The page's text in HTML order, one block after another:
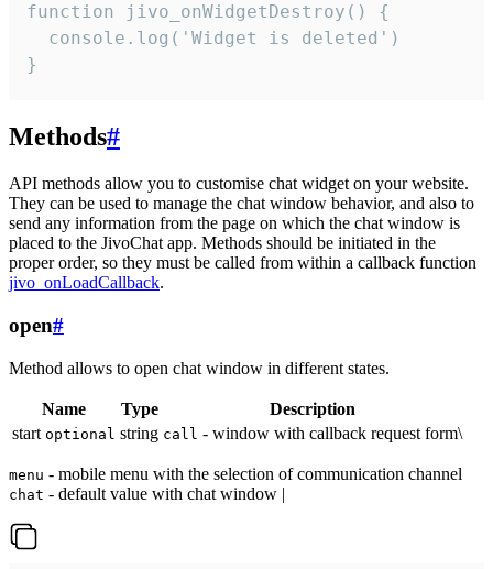
function jivo_onWidgetDestroy() {
  console.log('Widget is deleted')
}
Methods#
API methods allow you to customise chat widget on your website.
They can be used to manage the chat window behavior, and also to
send any information from the page on which the chat window is
placed to the JivoChat app. Methods should be initiated in the
proper order, so they must be called from within a callback function
jivo_onLoadCallback.
open#
Method allows to open chat window in different states.
Name Type
Description
start optional string call - window with callback request form\
menu - mobile menu with the selection of communication channel
chat - default value with chat window |